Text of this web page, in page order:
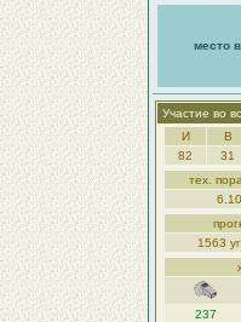
место
Участие во
И
В
82
31
тех.
1563
237